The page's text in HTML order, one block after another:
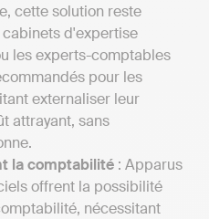
cette solution reste
d'expertise
les experts-comptables
pour les
externaliser leur
attrayant, sans
la comptabilité : Apparus
offrent la possibilité
nécessitant